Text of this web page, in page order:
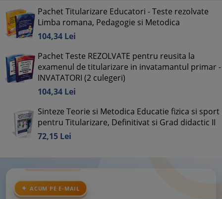
Pachet Titularizare Educatori - Teste rezolvate
Limba romana, Pedagogie si Metodica
104,34 Lei
Pachet Teste REZOLVATE pentru reusita la
examenul de titularizare in invatamantul primar -
INVATATORI (2 culegeri)
104,34 Lei
Sinteze Teorie si Metodica Educatie fizica si sport
pentru Titularizare, Definitivat si Grad didactic II
72,15 Lei
ACUM PE E-MAIL